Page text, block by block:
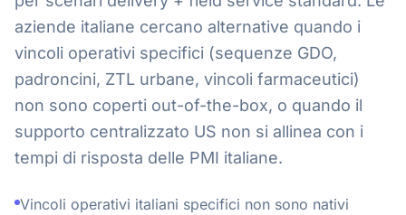
aziende italiane cercano alternative quando i
vincoli operativi specifici (sequenze GDO,
padroncini, ZTL urbane, vincoli farmaceutici)
non sono coperti out-of-the-box, o quando il
supporto centralizzato US non si allinea con i
tempi di risposta delle PMI italiane.
Vincoli operativi italiani specifici non sono nativi